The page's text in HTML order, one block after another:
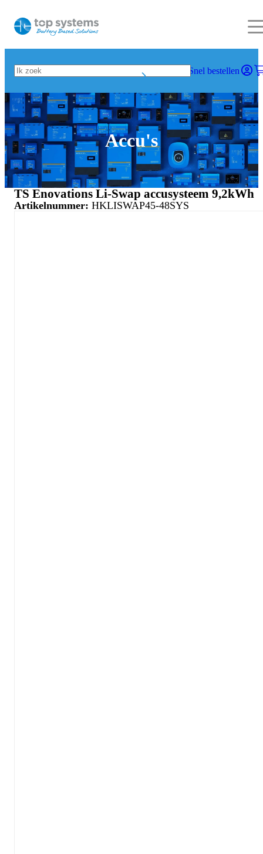
Snel bestellen
Accu's
TS Enovations Li-Swap accusysteem 9,2kWh
Artikelnummer: HKLISWAP45-48SYS